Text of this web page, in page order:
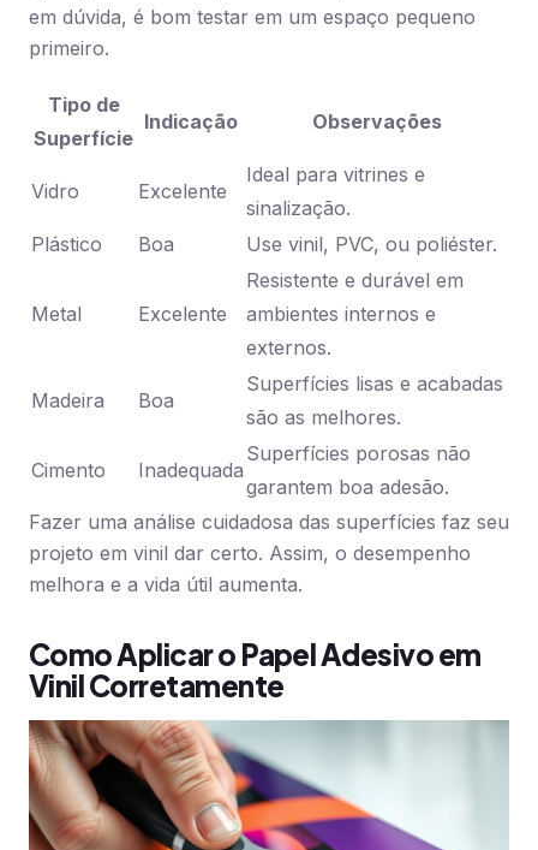
em dúvida, é bom testar em um espaço pequeno
primeiro.
Tipo de
Superfície
Indicação Observações
Vidro Excelente
Ideal para vitrines e
sinalização.
Plástico
Boa Use vinil, PVC, ou poliéster.
Metal Excelente
Resistente e durável em
ambientes internos e
externos.
Madeira Boa
Superfícies lisas e acabadas
são as melhores.
Cimento Inadequada
Superfícies porosas não
garantem boa adesão.
Fazer uma análise cuidadosa das superfícies faz seu
projeto em vinil dar certo. Assim, o desempenho
melhora e a vida útil aumenta.
Como Aplicar o Papel Adesivo em
Vinil Corretamente